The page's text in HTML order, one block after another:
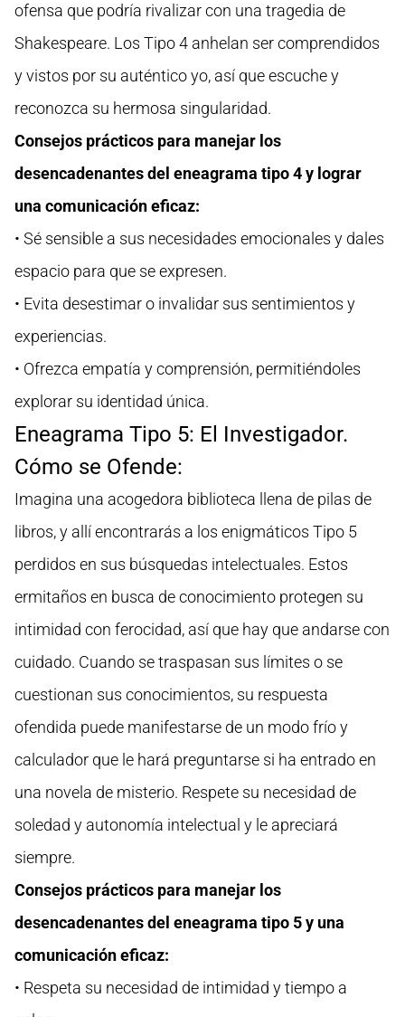
ofensa que podría rivalizar con una tragedia de
Shakespeare. Los Tipo 4 anhelan ser comprendidos
y vistos por su auténtico yo, así que escuche y
reconozca su hermosa singularidad.
Consejos prácticos para manejar los
desencadenantes del eneagrama tipo 4 y lograr
una comunicación eficaz:
• Sé sensible a sus necesidades emocionales y dales
espacio para que se expresen.
• Evita desestimar o invalidar sus sentimientos y
experiencias.
• Ofrezca empatía y comprensión, permitiéndoles
explorar su identidad única.
Eneagrama Tipo 5: El Investigador.
Cómo se Ofende:
Imagina una acogedora biblioteca llena de pilas de
libros, y allí encontrarás a los enigmáticos Tipo 5
perdidos en sus búsquedas intelectuales. Estos
ermitaños en busca de conocimiento protegen su
intimidad con ferocidad, así que hay que andarse con
cuidado. Cuando se traspasan sus límites o se
cuestionan sus conocimientos, su respuesta
ofendida puede manifestarse de un modo frío y
calculador que le hará preguntarse si ha entrado en
una novela de misterio. Respete su necesidad de
soledad y autonomía intelectual y le apreciará
siempre.
Consejos prácticos para manejar los
desencadenantes del eneagrama tipo 5 y una
comunicación eficaz:
• Respeta su necesidad de intimidad y tiempo a